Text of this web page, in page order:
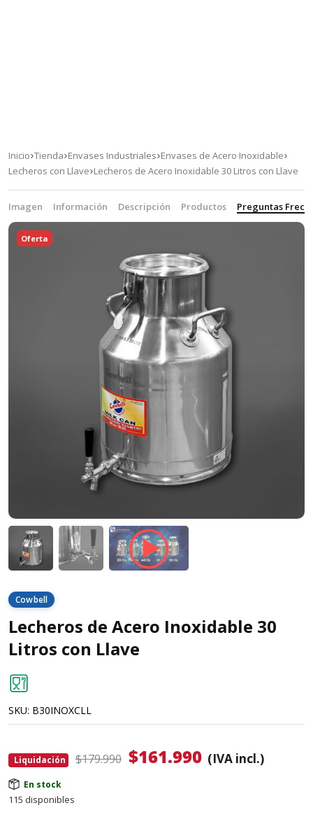
Inicio Tienda Envases Industriales Envases de Acero Inoxidable
Lecheros con Llave Lecheros de Acero Inoxidable 30 Litros con Llave
Imagen Información Descripción Productos Preguntas
Oferta
Cowbell
Lecheros de Acero Inoxidable 30
Litros con Llave
SKU: B30INOXCLL
Liquidación $179.990 $161.990 (IVA incl.)
En stock
115 disponibles